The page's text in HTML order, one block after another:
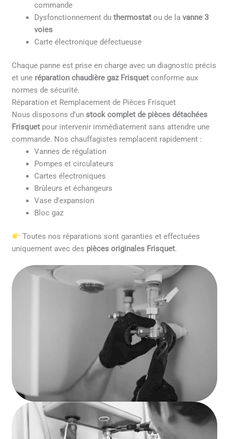
commande
Dysfonctionnement duthermostat ou de lavanne 3
voies
Carte électronique défectueuse
Chaque panne est prise en charge avec un diagnostic précis
et une réparation chaudière gaz Frisquet conforme aux
normes de sécurité.
Réparation et Remplacement de Pièces Frisquet
Nous disposons d’unstock complet de pièces détachées
Frisquet pour intervenir immédiatement sans attendre une
commande. Nos chauffagistes remplacent rapidement :
Vannes de régulation
Pompes et circulateurs
Cartes électroniques
Brûleurs et échangeurs
Vase d’expansion
Bloc gaz
Toutes nos réparations sont garanties et effectuées
uniquement avec des pièces originales Frisquet.